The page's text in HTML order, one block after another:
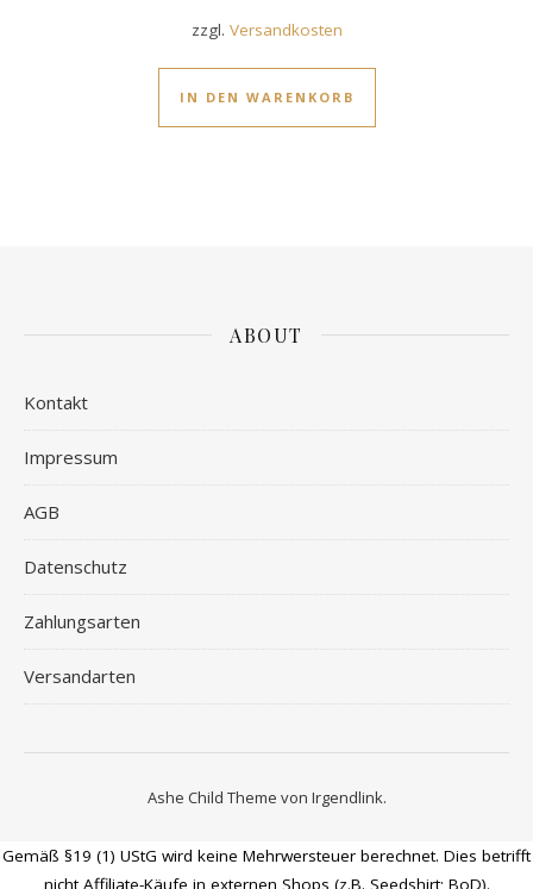
zzgl. Versandkosten
IN DEN WARENKORB
ABOUT
Kontakt
Impressum
AGB
Datenschutz
Zahlungsarten
Versandarten
Ashe Child Theme von Irgendlink.
Gemäß §19 (1) UStG wird keine Mehrwersteuer berechnet. Dies betrifft
nicht Affiliate-Käufe in externen Shops (z.B. Seedshirt; BoD).